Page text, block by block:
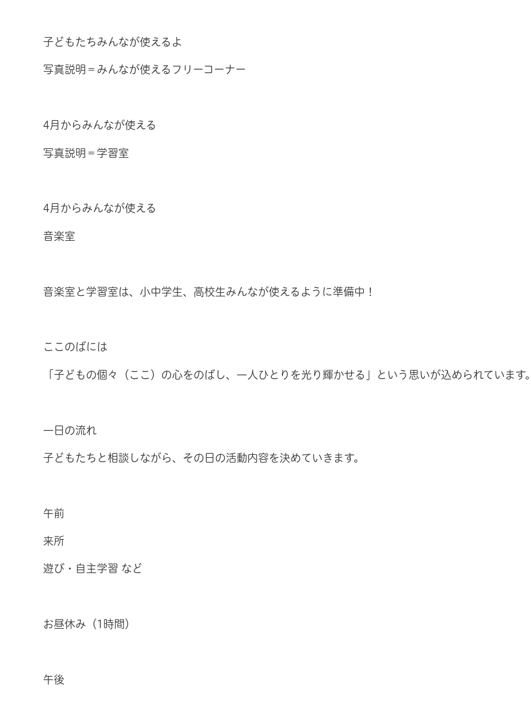
子どもたちみんなが使えるよ
写真説明＝みんなが使えるフリーコーナー
4月からみんなが使える
写真説明＝学習室
4月からみんなが使える
音楽室
音楽室と学習室は、小中学生、高校生みんなが使えるように準備中！
ここのばには
「子どもの個々（ここ）の心をのばし、一人ひとりを光り輝かせる」という思いが込められています。
一日の流れ
子どもたちと相談しながら、その日の活動内容を決めていきます。
午前
来所
遊び・自主学習 など
お昼休み（1時間）
午後